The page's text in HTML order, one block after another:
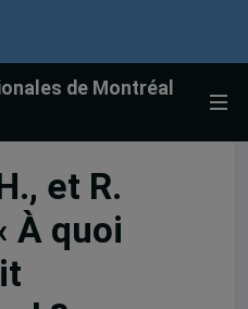
de Montréal
et R.
À quoi